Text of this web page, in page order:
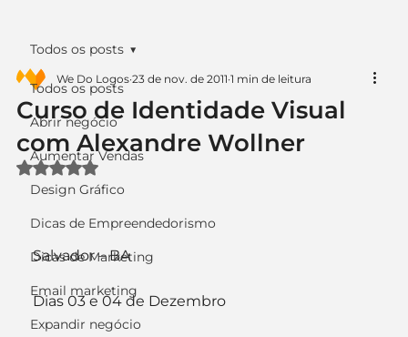
Todos os posts
Abrir negócio
Aumentar Vendas
Design Gráfico
Dicas de Empreendedorismo
Dicas de Marketing
Email marketing
Expandir negócio
Todos os posts
Curso de Identidade Visual
com Alexandre Wollner
We Do Logos 23 de nov. de 2011 1 min de leitura
Avaliado com NaN de 5 estrelas.
Salvador – BA
Dias 03 e 04 de Dezembro